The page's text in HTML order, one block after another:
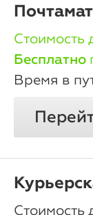
Почтамат
Бесплатно